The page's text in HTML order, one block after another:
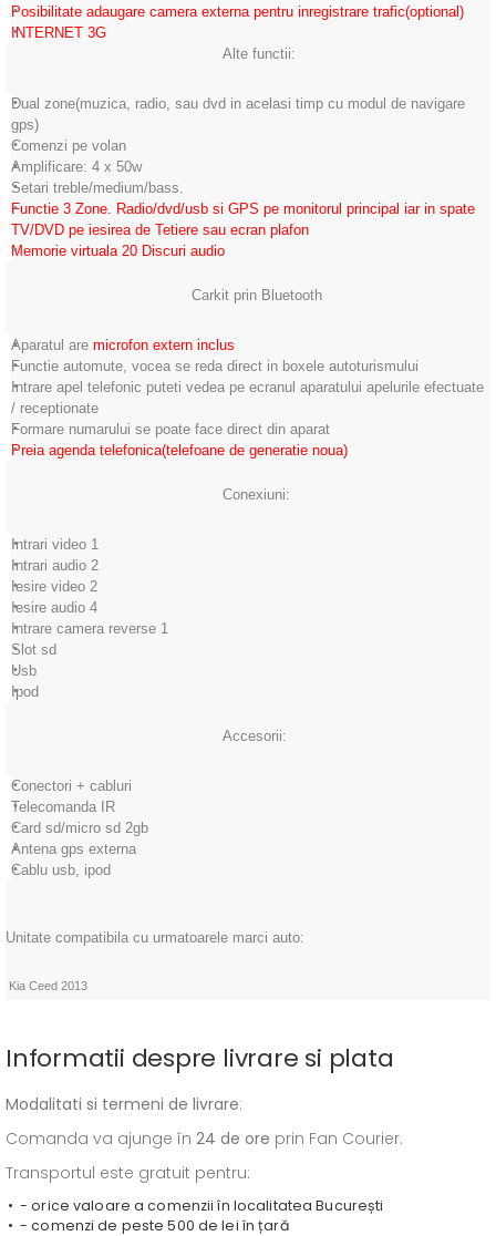
Posibilitate adaugare camera externa pentru inregistrare trafic(optional)
INTERNET 3G
Alte functii:
Dual zone(muzica, radio, sau dvd in acelasi timp cu modul de navigare
gps)
Comenzi pe volan
Amplificare: 4 x 50w
Setari treble/medium/bass.
Functie 3 Zone. Radio/dvd/usb si GPS pe monitorul principal iar in spate
TV/DVD pe iesirea de Tetiere sau ecran plafon
Memorie virtuala 20 Discuri audio
Carkit prin Bluetooth
Aparatul are microfon extern inclus
Functie automute, vocea se reda direct in boxele autoturismului
Intrare apel telefonic puteti vedea pe ecranul aparatului apelurile efectuate
/ receptionate
Formare numarului se poate face direct din aparat
Preia agenda telefonica(telefoane de generatie noua)
Conexiuni:
Intrari video 1
Intrari audio 2
Iesire video 2
Iesire audio 4
Intrare camera reverse 1
Slot sd
Usb
Ipod
Accesorii:
Conectori + cabluri
Telecomanda IR
Card sd/micro sd 2gb
Antena gps externa
Cablu usb, ipod
Unitate compatibila cu urmatoarele marci auto:
Kia Ceed 2013
Informatii despre livrare si plata
Modalitati si termeni de livrare:
Comanda va ajunge în 24 de ore prin Fan Courier.
Transportul este gratuit pentru:
- orice valoare a comenzii în localitatea București
- comenzi de peste 500 de lei în țară